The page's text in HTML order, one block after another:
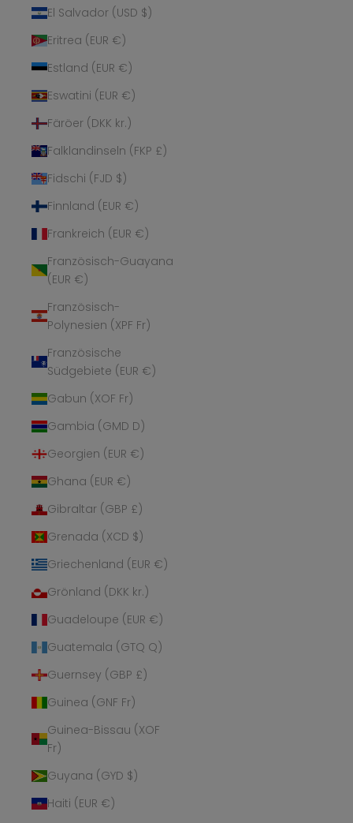
El Salvador (USD $)
Eritrea (EUR €)
Estland (EUR €)
Eswatini (EUR €)
Färöer (DKK kr.)
Falklandinseln (FKP £)
Fidschi (FJD $)
Finnland (EUR €)
Frankreich (EUR €)
Französisch-Guayana
(EUR €)
Französisch-
Polynesien (XPF Fr)
Französische
Südgebiete (EUR €)
Gabun (XOF Fr)
Gambia (GMD D)
Georgien (EUR €)
Ghana (EUR €)
Gibraltar (GBP £)
Grenada (XCD $)
Griechenland (EUR €)
Grönland (DKK kr.)
Guadeloupe (EUR €)
Guatemala (GTQ Q)
Guernsey (GBP £)
Guinea (GNF Fr)
Guinea-Bissau (XOF
Fr)
Guyana (GYD $)
Haiti (EUR €)